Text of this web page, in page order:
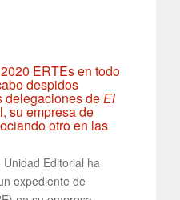
ERTEs en todo
despidos
delegaciones deEl
su empresa de
otro en las
Editorial ha
expediente de